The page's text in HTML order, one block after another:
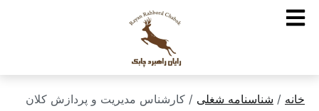
خانه / شناسنامه شغلی / کارشناس مدیریت و پردازش کلان